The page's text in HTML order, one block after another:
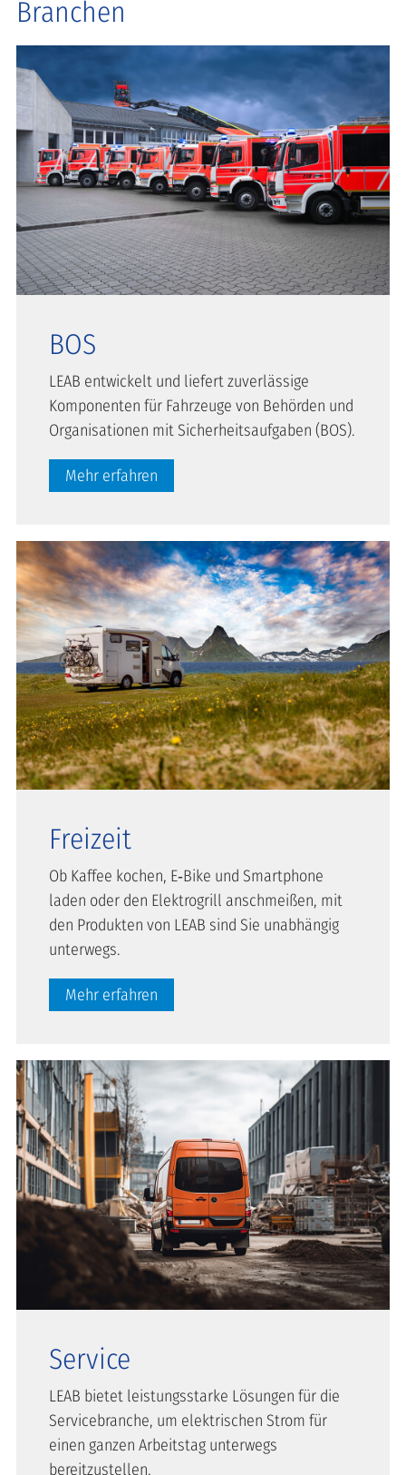
Branchen
BOS
LEAB entwickelt und liefert zuverlässige
Komponenten für Fahrzeuge von Behörden und
Organisationen mit Sicherheitsaufgaben (BOS).
Mehr erfahren
Freizeit
Ob Kaffee kochen, E‑Bike und Smartphone
laden oder den Elektrogrill anschmeißen, mit
den Produkten von LEAB sind Sie unabhängig
unterwegs.
Mehr erfahren
Service
LEAB bietet leistungsstarke Lösungen für die
Servicebranche, um elektrischen Strom für
einen ganzen Arbeitstag unterwegs
bereitzustellen.